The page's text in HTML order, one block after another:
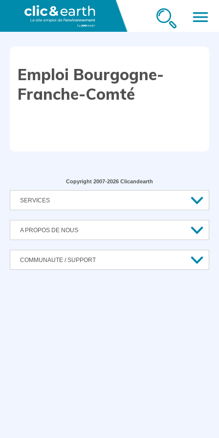
menu
Emploi Bourgogne-
Franche-Comté
Copyright 2007-2026 Clicandearth
SERVICES
A PROPOS DE NOUS
COMMUNAUTE / SUPPORT